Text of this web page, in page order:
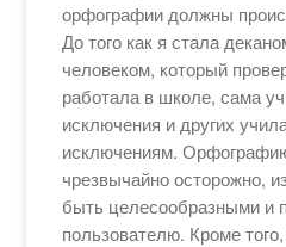
орфографии должны
До того как я стала
человеком, который
работала в школе, сама
исключения и других
исключениям.
чрезвычайно осторожно,
быть целесообразными и
пользователю. Кроме